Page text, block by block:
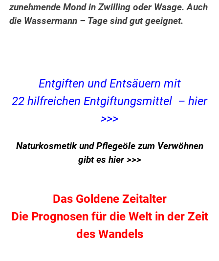
zunehmende Mond in Zwilling oder Waage. Auch
die Wassermann – Tage sind gut geeignet.
Entgiften und Entsäuern mit
22 hilfreichen Entgiftungsmittel – hier
>>>
Naturkosmetik und Pflegeöle zum Verwöhnen
gibt es hier >>>
Das Goldene Zeitalter
Die Prognosen für die Welt in der Zeit
des Wandels